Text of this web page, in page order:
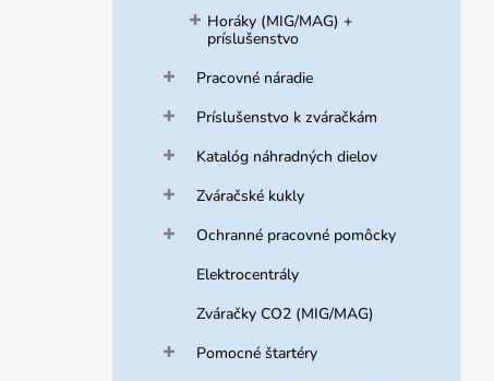
Horáky (MIG/MAG) +
príslušenstvo
Pracovné náradie
Príslušenstvo k zváračkám
Katalóg náhradných dielov
Zváračské kukly
Ochranné pracovné pomôcky
Elektrocentrály
Zváračky CO2 (MIG/MAG)
Pomocné štartéry